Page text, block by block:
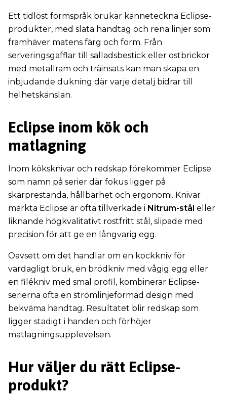
Ett tidlöst formspråk brukar känneteckna Eclipse-
produkter, med släta handtag och rena linjer som
framhäver matens färg och form. Från
serveringsgafflar till salladsbestick eller ostbrickor
med metallram och träinsats kan man skapa en
inbjudande dukning där varje detalj bidrar till
helhetskänslan.
Eclipse inom kök och
matlagning
Inom köksknivar och redskap förekommer Eclipse
som namn på serier där fokus ligger på
skärprestanda, hållbarhet och ergonomi. Knivar
märkta Eclipse är ofta tillverkade i Nitrum-stål eller
liknande högkvalitativt rostfritt stål, slipade med
precision för att ge en långvarig egg.
Oavsett om det handlar om en kockkniv för
vardagligt bruk, en brödkniv med vågig egg eller
en filékniv med smal profil, kombinerar Eclipse-
serierna ofta en strömlinjeformad design med
bekväma handtag. Resultatet blir redskap som
ligger stadigt i handen och förhöjer
matlagningsupplevelsen.
Hur väljer du rätt Eclipse-
produkt?